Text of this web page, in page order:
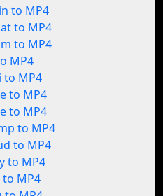
to MP4
to MP4
to MP4
MP4
to MP4
to MP4
to MP4
to MP4
to MP4
to MP4
to MP4